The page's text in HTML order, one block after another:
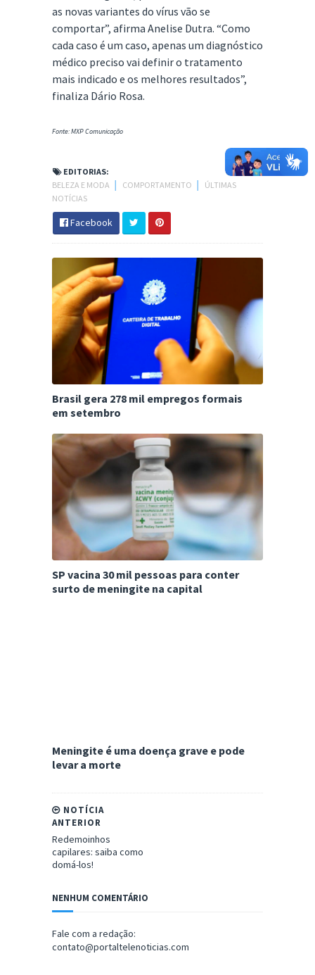
as novas variantes do vírus vão se
comportar”, afirma Anelise Dutra. “Como
cada caso é um caso, apenas um diagnóstico
médico preciso vai definir o tratamento
mais indicado e os melhores resultados”,
finaliza Dário Rosa.
Fonte: MXP Comunicação
EDITORIAS:
BELEZA E MODA
COMPORTAMENTO
ÚLTIMAS
NOTÍCIAS
Facebook
Brasil gera 278 mil empregos formais
em setembro
SP vacina 30 mil pessoas para conter
surto de meningite na capital
Meningite é uma doença grave e pode
levar a morte
NOTÍCIA
ANTERIOR
Redemoinhos
capilares: saiba como
domá-los!
NENHUM COMENTÁRIO
Fale com a redação:
contato@portaltelenoticias.com